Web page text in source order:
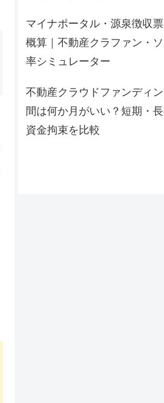
マイナポータル・源泉徴収
概算｜不動産クラファン・
率シミュレーター
不動産クラウドファンディ
間は何か月がいい？短期・
資金拘束を比較